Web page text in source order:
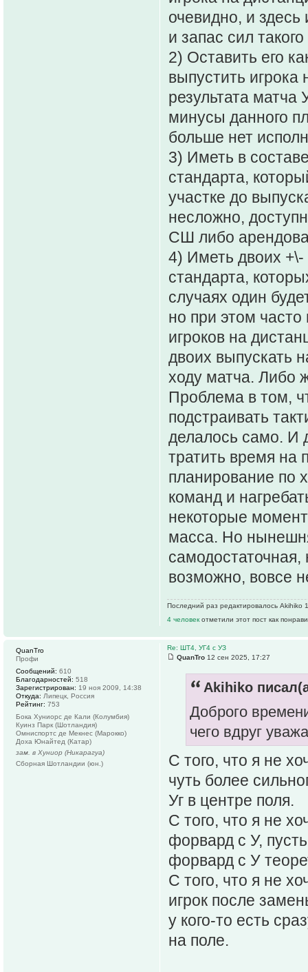
очевидно, и
и запас сил
2) Оставить его
выпустить
результата
минусы данного
больше нет
3) Иметь в
стандарта,
участке до
несложно,
СШ либо
4) Иметь двоих +\-
стандарта,
случаях один
но при этом
игроков на
двоих выпускать
ходу матча. Либо
Проблема в том,
подстраивать
делалось само. И
тратить время на
планирование по
команд и
некоторые
масса. Но
возможно, вовсе
Последний раз редактировалось Akihiko
4 человекотметили этот пост как
Re: ШТ4, УГ4 с УЗ
QuanTro 12 сен 2025, 17:27
Akihiko
Доброго
чего вдруг
С того, что я не
чуть более
Уг в центре поля.
С того, что я не
форвард с У,
форвард с У
С того, что я не
игрок после
у кого-то есть
на поле.
QuanTro
Профи
Сообщений: 610
Благодарностей: 518
Зарегистрирован: 19 ноя 2009, 14:38
Откуда: Липецк, Россия
Рейтинг: 753
Бока Хуниорс де Кали (Колумбия)
Куинз Парк (Шотландия)
Омниспортc де Мекнес (Марокко)
Доха Юнайтед (Катар)
зам. в Хуниор (Никарагуа)
Сборная Шотландии (юн.)